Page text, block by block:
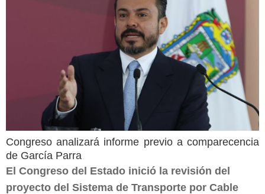
Congreso analizará informe previo a comparecencia
de García Parra
El Congreso del Estado inició la revisión del
proyecto del Sistema de Transporte por Cable